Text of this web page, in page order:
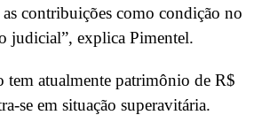
contribuições como condição no
judicial”, explica Pimentel.
tem atualmente patrimônio de R$
se em situação superavitária.